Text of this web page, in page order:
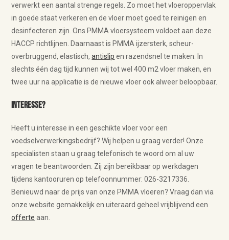
verwerkt een aantal strenge regels. Zo moet het vloeroppervlak
in goede staat verkeren en de vloer moet goed te reinigen en
desinfecteren zijn. Ons PMMA vloersysteem voldoet aan deze
HACCP richtlijnen. Daarnaast is PMMA ijzersterk, scheur-
overbruggend, elastisch,antislip en razendsnel te maken. In
slechts één dag tijd kunnen wij tot wel 400 m2 vloer maken, en
twee uur na applicatie is de nieuwe vloer ook alweer beloopbaar.
Interesse?
Heeft u interesse in een geschikte vloer voor een
voedselverwerkingsbedrijf? Wij helpen u graag verder! Onze
specialisten staan u graag telefonisch te woord om al uw
vragen te beantwoorden. Zij zijn bereikbaar op werkdagen
tijdens kantooruren op telefoonnummer: 026-3217336.
Benieuwd naar de prijs van onze PMMA vloeren? Vraag dan via
onze website gemakkelijk en uiteraard geheel vrijblijvend een
offerte aan.